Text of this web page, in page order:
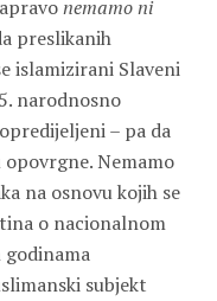
nemamoni
preslikanih
islamizirani Slaveni
narodnosno
– pa da
Nemamo
na osnovu kojih se
o nacionalnom
subjekt